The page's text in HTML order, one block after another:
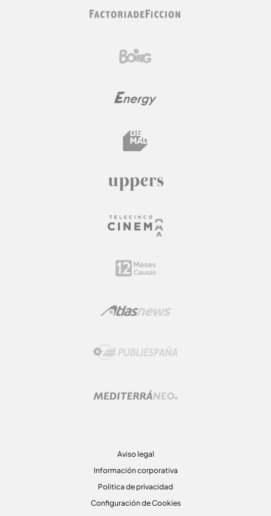
Aviso legal
Información corporativa
Politica de privacidad
Configuración de Cookies